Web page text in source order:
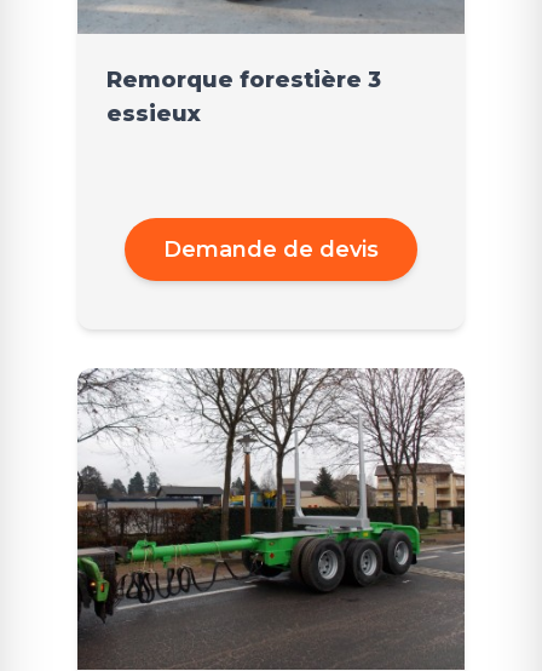
Remorque forestière 3
essieux
Demande de devis